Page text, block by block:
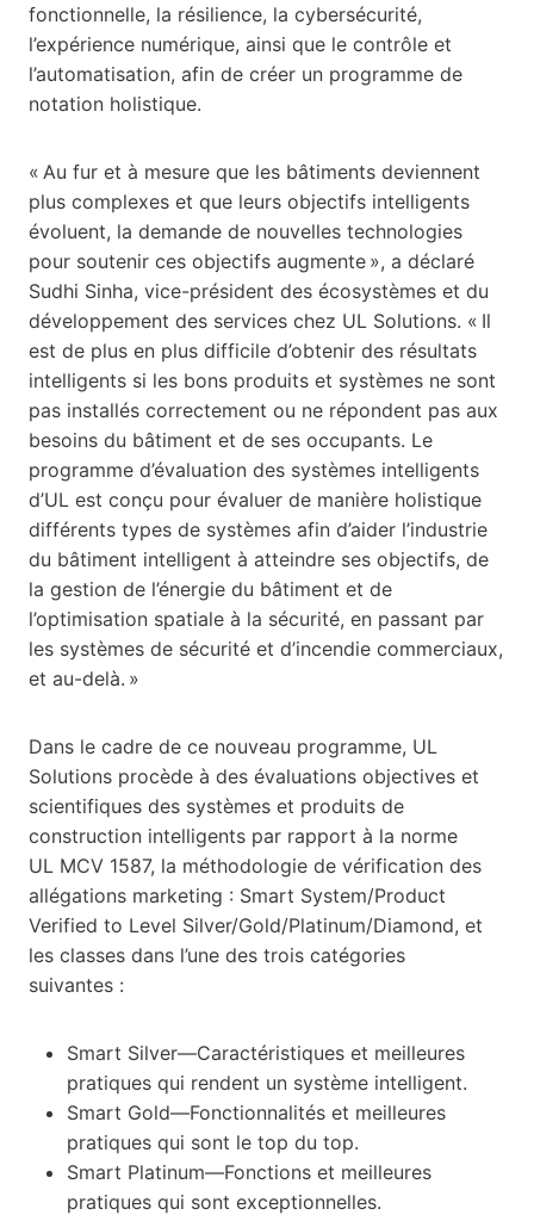
fonctionnelle, la résilience, la cybersécurité,
l’expérience numérique, ainsi que le contrôle et
l’automatisation, afin de créer un programme de
notation holistique.
« Au fur et à mesure que les bâtiments deviennent
plus complexes et que leurs objectifs intelligents
évoluent, la demande de nouvelles technologies
pour soutenir ces objectifs augmente », a déclaré
Sudhi Sinha, vice-président des écosystèmes et du
développement des services chez UL Solutions. « Il
est de plus en plus difficile d’obtenir des résultats
intelligents si les bons produits et systèmes ne sont
pas installés correctement ou ne répondent pas aux
besoins du bâtiment et de ses occupants. Le
programme d’évaluation des systèmes intelligents
d’UL est conçu pour évaluer de manière holistique
différents types de systèmes afin d’aider l’industrie
du bâtiment intelligent à atteindre ses objectifs, de
la gestion de l’énergie du bâtiment et de
l’optimisation spatiale à la sécurité, en passant par
les systèmes de sécurité et d’incendie commerciaux,
et au-delà. »
Dans le cadre de ce nouveau programme, UL
Solutions procède à des évaluations objectives et
scientifiques des systèmes et produits de
construction intelligents par rapport à la norme
UL MCV 1587, la méthodologie de vérification des
allégations marketing : Smart System/Product
Verified to Level Silver/Gold/Platinum/Diamond, et
les classes dans l’une des trois catégories
suivantes :
Smart Silver—Caractéristiques et meilleures
pratiques qui rendent un système intelligent.
Smart Gold—Fonctionnalités et meilleures
pratiques qui sont le top du top.
Smart Platinum—Fonctions et meilleures
pratiques qui sont exceptionnelles.